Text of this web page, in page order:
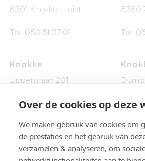
8301 Knokke-Heist
Tel: 050 51 07 01
8380
Tel:
Knokke
Lippenslaan 201
Over de cookies op deze
We maken gebruik van cookies om
de prestaties en het gebruik van
verzamelen & analyseren, om sociale